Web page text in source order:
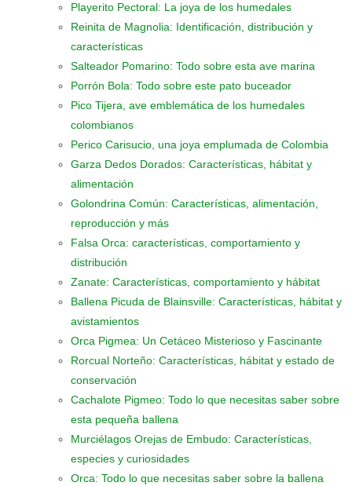
Playerito Pectoral: La joya de los humedales
Reinita de Magnolia: Identificación, distribución y
características
Salteador Pomarino: Todo sobre esta ave marina
Porrón Bola: Todo sobre este pato buceador
Pico Tijera, ave emblemática de los humedales
colombianos
Perico Carisucio, una joya emplumada de Colombia
Garza Dedos Dorados: Características, hábitat y
alimentación
Golondrina Común: Características, alimentación,
reproducción y más
Falsa Orca: características, comportamiento y
distribución
Zanate: Características, comportamiento y hábitat
Ballena Picuda de Blainsville: Características, hábitat y
avistamientos
Orca Pigmea: Un Cetáceo Misterioso y Fascinante
Rorcual Norteño: Características, hábitat y estado de
conservación
Cachalote Pigmeo: Todo lo que necesitas saber sobre
esta pequeña ballena
Murciélagos Orejas de Embudo: Características,
especies y curiosidades
Orca: Todo lo que necesitas saber sobre la ballena